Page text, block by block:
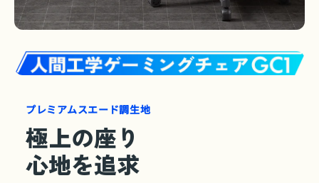
プレミアムスエード調生地
極上の座り
心地を追求